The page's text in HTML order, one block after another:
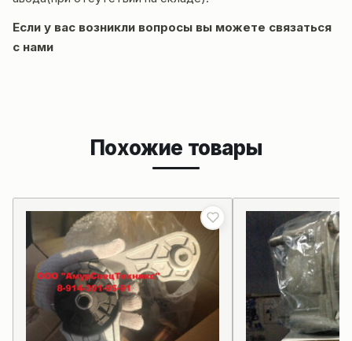
Если у вас возникли вопросы вы можете связаться
с нами
Похожие товары